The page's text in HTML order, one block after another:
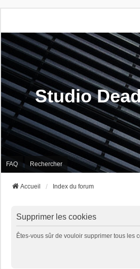
Studio
FAQ Rechercher
Accueil Index du forum
Supprimer les cookies
Êtes-vous sûr de vouloir supprimer tous les